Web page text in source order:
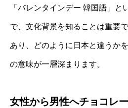
「バレンタインデー 韓国語」と
で、文化背景を知ることは重要
あり、どのように日本と違うか
の意味が一層深まります。
女性から男性へチョコレ